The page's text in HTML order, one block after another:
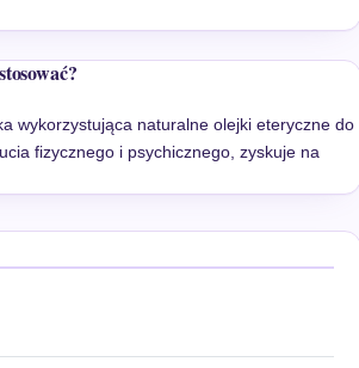
wykorzystująca naturalne olejki eteryczne do
fizycznego i psychicznego, zyskuje na